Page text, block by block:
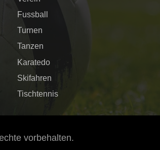
Fussball
Turnen
Tanzen
Karatedo
Skifahren
Tischtennis
vorbehalten.